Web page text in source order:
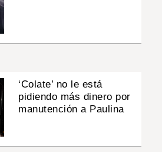
‘Colate’ no le está
pidiendo más dinero por
manutención a Paulina